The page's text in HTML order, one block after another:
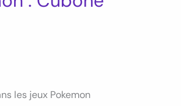
les jeux Pokemon